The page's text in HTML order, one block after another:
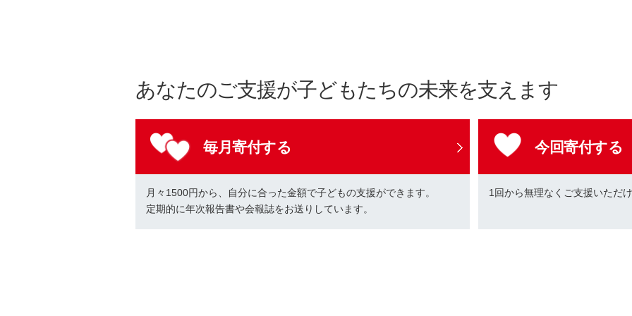
あなたのご支援が子どもたちの未来を支えます
毎月寄付する
月々1500円から、自分に合った金額で子どもの支援ができます。
定期的に年次報告書や会報誌をお送りしています。
今回寄付する
1回から無理なくご支援いただ